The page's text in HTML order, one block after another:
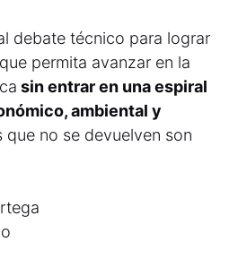
debate técnico para lograr
permita avanzar en la
sin entrar en una espiral
ambiental y
que no se devuelven son